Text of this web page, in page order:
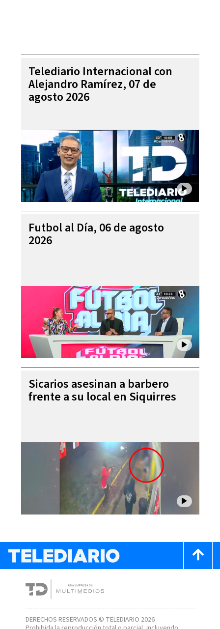
Telediario Internacional con
Alejandro Ramírez, 07 de
agosto 2026
Futbol al Día, 06 de agosto
2026
Sicarios asesinan a barbero
frente a su local en Siquirres
DERECHOS RESERVADOS © TELEDIARIO 2026